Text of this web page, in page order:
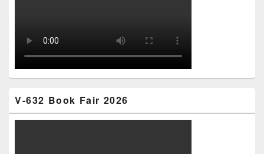
V-632 Book Fair 2026